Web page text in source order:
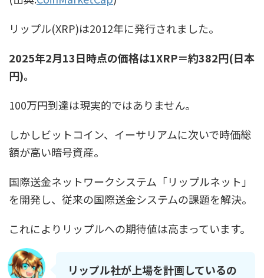
リップル(XRP)は2012年に発行されました。
2025年2月13日時点の価格は1XRP＝約382円(日本
円)。
100万円到達は現実的ではありません。
しかしビットコイン、イーサリアムに次いで時価総
額が高い暗号資産。
国際送金ネットワークシステム「リップルネット」
を開発し、従来の国際送金システムの課題を解決。
これによりリップルへの期待値は高まっています。
リップル社が上場を計画しているの